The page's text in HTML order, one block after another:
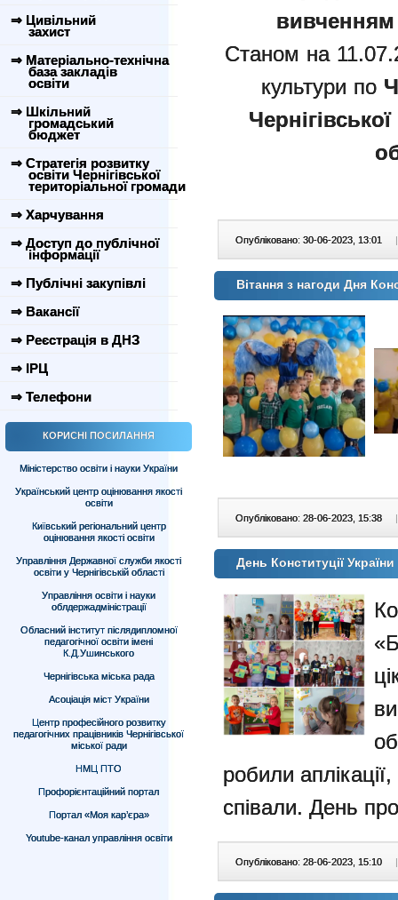
⇒ Цивільний
захист
⇒ Матеріально-технічна
база закладів
освіти
⇒ Шкільний
громадський
бюджет
⇒ Стратегія розвитку
освіти Чернігівської
територіальної громади
⇒ Харчування
⇒ Доступ до публічної
інформації
⇒ Публічні закупівлі
⇒ Вакансії
⇒ Реєстрація в ДНЗ
⇒ ІРЦ
⇒ Телефони
КОРИСНІ ПОСИЛАННЯ
Міністерство освіти і науки України
Український центр оцінювання якості
освіти
Київський регіональний центр
оцінювання якості освіти
Управління Державної служби якості
освіти у Чернігівській області
Управління освіти і науки
облдержадміністрації
Обласний інститут післядипломної
педагогічної освіти імені
К.Д.Ушинського
Чернігівська міська рада
Асоціація міст України
Центр професійного розвитку
педагогічних працівників Чернігівської
міської ради
НМЦ ПТО
Профорієнтаційний портал
Портал «Моя кар’єра»
Youtube-канал управління освіти
Станом на
культури по
Опубліковано: 30-06-2023, 13:01 |
Вітання з нагоди Дня
Опубліковано: 28-06-2023, 15:38 |
День Конституції
робили
співали. День
Опубліковано: 28-06-2023, 15:10 |